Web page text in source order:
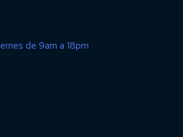
de 9am a 18pm